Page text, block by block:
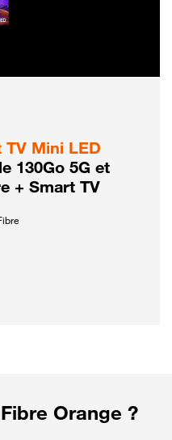
TV Mini LED
130Go 5G et
+ Smart TV
Orange ?